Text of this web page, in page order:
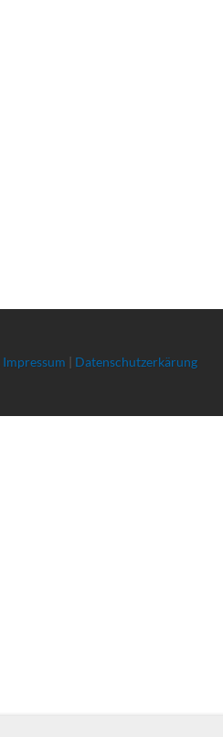
Impressum | Datenschutzerkärung